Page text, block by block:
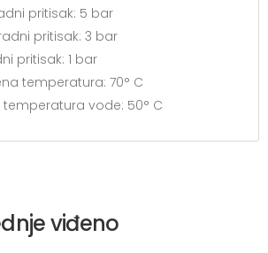
pritisak: 5 bar
pritisak: 3 bar
pritisak: 1 bar
temperatura: 70° C
vode: 50° C
viđeno